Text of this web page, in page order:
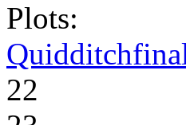
Plots:
22